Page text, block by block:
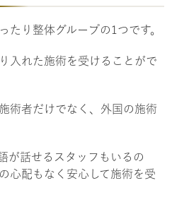
たり整体グループの1つです。
入れた施術を受けることがで
術者だけでなく、外国の施術
が話せるスタッフもいるの
心配もなく安心して施術を受